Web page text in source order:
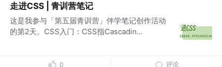
走进CSS | 青训营笔记
这是我参与「第五届青训营」伴学笔记创作活动
的第2天。CSS入门：CSS指Cascadin...
0 评论